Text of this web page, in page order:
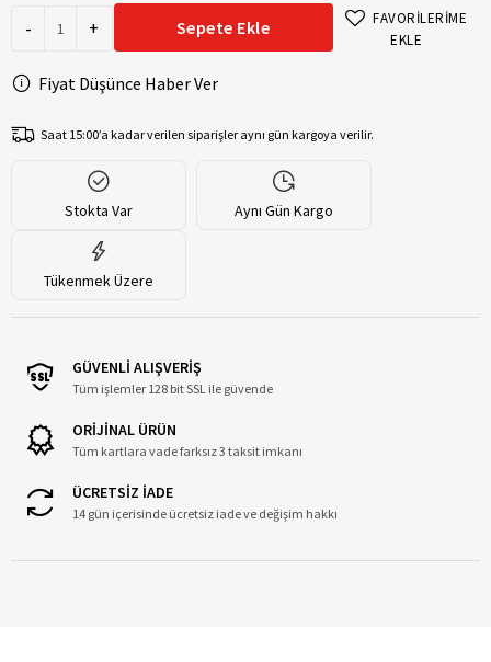
- + Sepete Ekle
FAVORİLERİME
EKLE
Fiyat Düşünce Haber Ver
Saat 15:00’a kadar verilen siparişler aynı gün kargoya verilir.
Stokta Var Aynı Gün Kargo
Tükenmek Üzere
GÜVENLİ ALIŞVERİŞ
Tüm işlemler 128 bit SSL ile güvende
ORİJİNAL ÜRÜN
Tüm kartlara vade farksız 3 taksit imkanı
ÜCRETSİZ İADE
14 gün içerisinde ücretsiz iade ve değişim hakkı